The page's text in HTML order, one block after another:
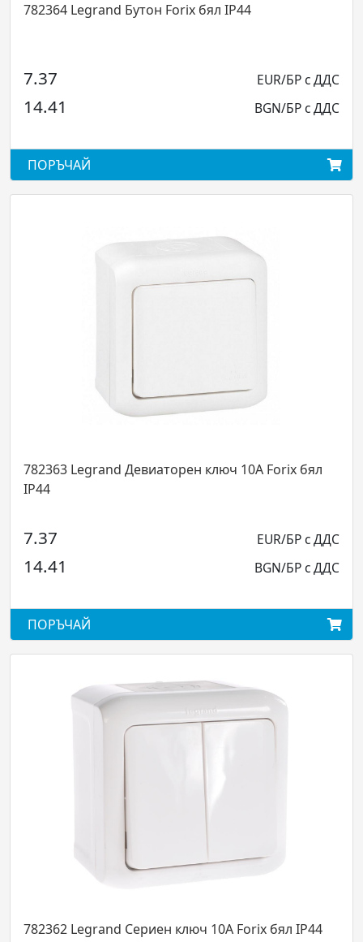
782364 Legrand Бутон Forix бял IP44
7.37 EUR/БР с ДДС
14.41 BGN/БР с ДДС
ПОРЪЧАЙ
782363 Legrand Девиаторен ключ 10А Forix бял
IP44
7.37 EUR/БР с ДДС
14.41 BGN/БР с ДДС
ПОРЪЧАЙ
782362 Legrand Сериен ключ 10А Forix бял IP44